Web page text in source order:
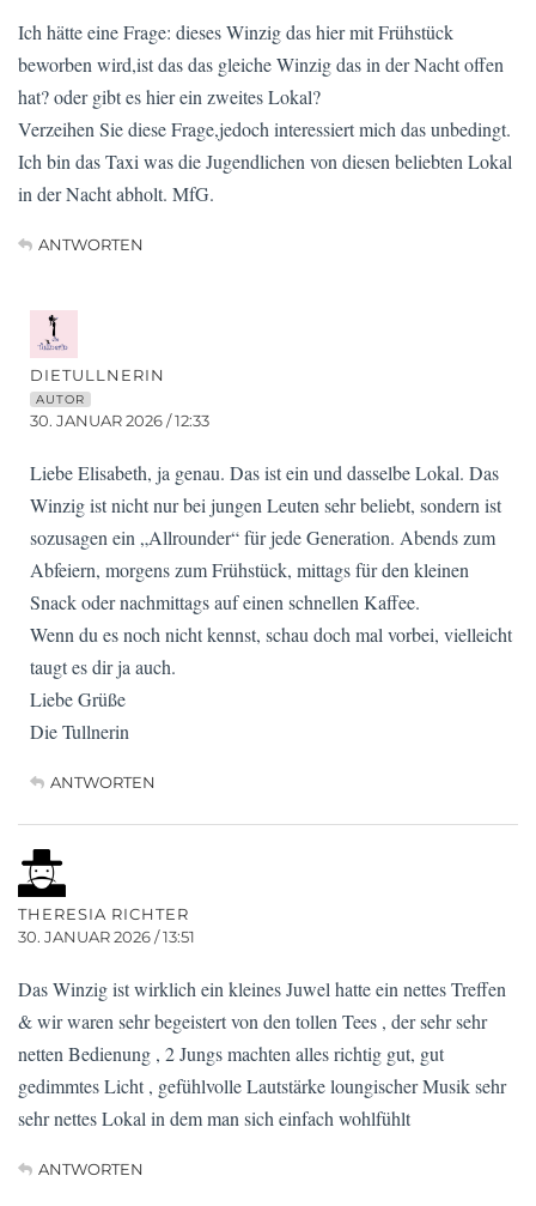
Ich hätte eine Frage: dieses Winzig das hier mit Frühstück
beworben wird,ist das das gleiche Winzig das in der Nacht offen
hat? oder gibt es hier ein zweites Lokal?
Verzeihen Sie diese Frage,jedoch interessiert mich das unbedingt.
Ich bin das Taxi was die Jugendlichen von diesen beliebten Lokal
in der Nacht abholt. MfG.
ANTWORTEN
DIETULLNERIN
AUTOR
30. JANUAR 2026 / 12:33
Liebe Elisabeth, ja genau. Das ist ein und dasselbe Lokal. Das
Winzig ist nicht nur bei jungen Leuten sehr beliebt, sondern ist
sozusagen ein „Allrounder“ für jede Generation. Abends zum
Abfeiern, morgens zum Frühstück, mittags für den kleinen
Snack oder nachmittags auf einen schnellen Kaffee.
Wenn du es noch nicht kennst, schau doch mal vorbei, vielleicht
taugt es dir ja auch.
Liebe Grüße
Die Tullnerin
ANTWORTEN
THERESIA RICHTER
30. JANUAR 2026 / 13:51
Das Winzig ist wirklich ein kleines Juwel hatte ein nettes Treffen
& wir waren sehr begeistert von den tollen Tees , der sehr sehr
netten Bedienung , 2 Jungs machten alles richtig gut, gut
gedimmtes Licht , gefühlvolle Lautstärke loungischer Musik sehr
sehr nettes Lokal in dem man sich einfach wohlfühlt
ANTWORTEN